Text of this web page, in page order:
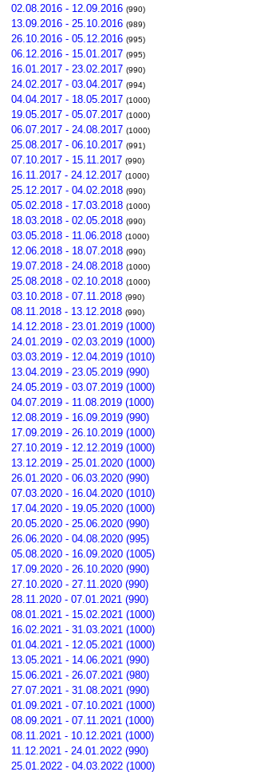
02.08.2016 - 12.09.2016 (990)
13.09.2016 - 25.10.2016 (989)
26.10.2016 - 05.12.2016 (995)
06.12.2016 - 15.01.2017 (995)
16.01.2017 - 23.02.2017 (990)
24.02.2017 - 03.04.2017 (994)
04.04.2017 - 18.05.2017 (1000)
19.05.2017 - 05.07.2017 (1000)
06.07.2017 - 24.08.2017 (1000)
25.08.2017 - 06.10.2017 (991)
07.10.2017 - 15.11.2017 (990)
16.11.2017 - 24.12.2017 (1000)
25.12.2017 - 04.02.2018 (990)
05.02.2018 - 17.03.2018 (1000)
18.03.2018 - 02.05.2018 (990)
03.05.2018 - 11.06.2018 (1000)
12.06.2018 - 18.07.2018 (990)
19.07.2018 - 24.08.2018 (1000)
25.08.2018 - 02.10.2018 (1000)
03.10.2018 - 07.11.2018 (990)
08.11.2018 - 13.12.2018 (990)
14.12.2018 - 23.01.2019 (1000)
24.01.2019 - 02.03.2019 (1000)
03.03.2019 - 12.04.2019 (1010)
13.04.2019 - 23.05.2019 (990)
24.05.2019 - 03.07.2019 (1000)
04.07.2019 - 11.08.2019 (1000)
12.08.2019 - 16.09.2019 (990)
17.09.2019 - 26.10.2019 (1000)
27.10.2019 - 12.12.2019 (1000)
13.12.2019 - 25.01.2020 (1000)
26.01.2020 - 06.03.2020 (990)
07.03.2020 - 16.04.2020 (1010)
17.04.2020 - 19.05.2020 (1000)
20.05.2020 - 25.06.2020 (990)
26.06.2020 - 04.08.2020 (995)
05.08.2020 - 16.09.2020 (1005)
17.09.2020 - 26.10.2020 (990)
27.10.2020 - 27.11.2020 (990)
28.11.2020 - 07.01.2021 (990)
08.01.2021 - 15.02.2021 (1000)
16.02.2021 - 31.03.2021 (1000)
01.04.2021 - 12.05.2021 (1000)
13.05.2021 - 14.06.2021 (990)
15.06.2021 - 26.07.2021 (980)
27.07.2021 - 31.08.2021 (990)
01.09.2021 - 07.10.2021 (1000)
08.09.2021 - 07.11.2021 (1000)
08.11.2021 - 10.12.2021 (1000)
11.12.2021 - 24.01.2022 (990)
25.01.2022 - 04.03.2022 (1000)